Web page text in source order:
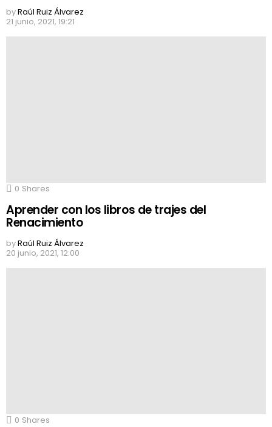
byRaúl Ruiz Álvarez
21 junio, 2021, 19:21
0 Shares
Aprender con los libros de trajes del
Renacimiento
byRaúl Ruiz Álvarez
20 junio, 2021, 12:00
0 Shares